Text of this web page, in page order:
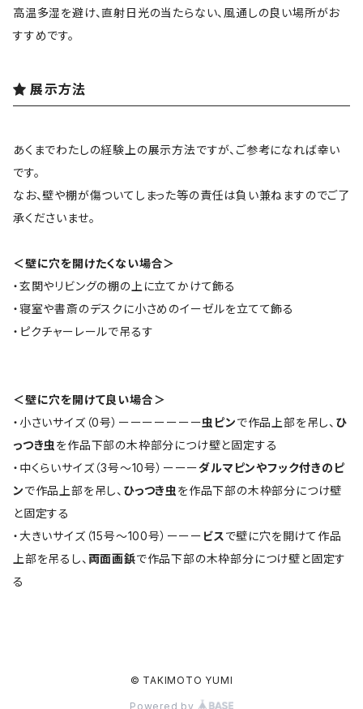
高温多湿を避け、直射日光の当たらない、風通しの良い場所がお
すすめです。
展示方法
あくまでわたしの経験上の展示方法ですが、ご参考になれば幸い
です。
なお、壁や棚が傷ついてしまった等の責任は負い兼ねますのでご了
承くださいませ。
＜壁に穴を開けたくない場合＞
・玄関やリビングの棚の上に立てかけて飾る
・寝室や書斎のデスクに小さめのイーゼルを立てて飾る
・ピクチャーレールで吊るす
＜壁に穴を開けて良い場合＞
・小さいサイズ（0号）ーーーーーーー虫ピンで作品上部を吊し、 ひ
っつき虫 を作品下部の木枠部分につけ壁と固定する
・中くらいサイズ（3号〜10号）ーーーダルマピンやフック付きのピ
ンで作品上部を吊し、 ひっつき虫 を作品下部の木枠部分につけ壁
と固定する
・大きいサイズ（15号〜100号）ーーー ビスで壁に穴を開けて作品
上部を吊るし、 両面画鋲で作品下部の木枠部分につけ壁と固定す
る
© TAKIMOTO YUMI
Powered by